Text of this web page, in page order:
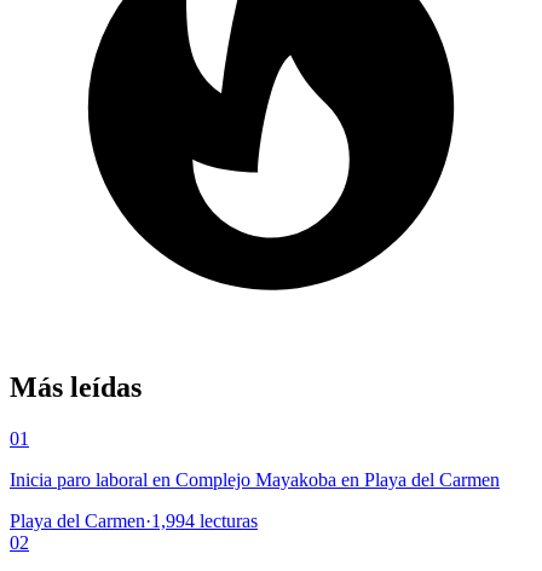
Más leídas
01
Inicia paro laboral en Complejo Mayakoba en Playa del Carmen
Playa del Carmen·1,994 lecturas
02